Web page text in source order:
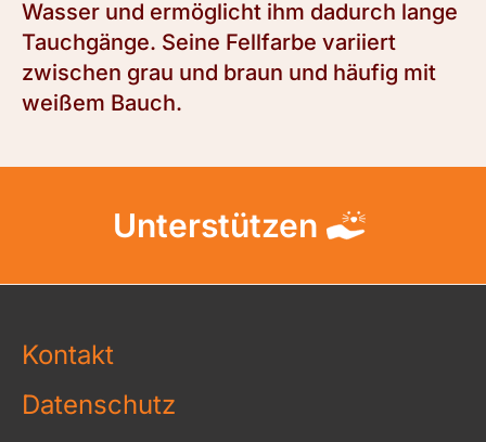
Wasser und ermöglicht ihm dadurch lange
Tauchgänge. Seine Fellfarbe variiert
zwischen grau und braun und häufig mit
weißem Bauch.
Unterstützen
Kontakt
Datenschutz